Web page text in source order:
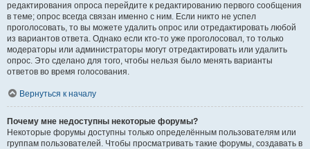
редактирования опроса перейдите к редактированию первого сообщения
в теме; опрос всегда связан именно с ним. Если никто не успел
проголосовать, то вы можете удалить опрос или отредактировать любой
из вариантов ответа. Однако если кто-то уже проголосовал, то только
модераторы или администраторы могут отредактировать или удалить
опрос. Это сделано для того, чтобы нельзя было менять варианты
ответов во время голосования.
Вернуться к началу
Почему мне недоступны некоторые форумы?
Некоторые форумы доступны только определённым пользователям или
группам пользователей. Чтобы просматривать такие форумы, создавать в